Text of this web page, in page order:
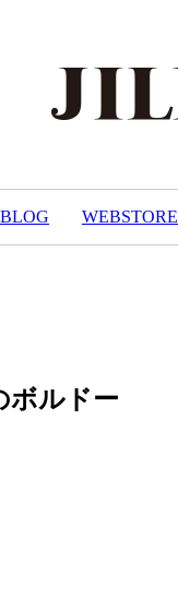
BLOG WEBSTORE
ボルドー